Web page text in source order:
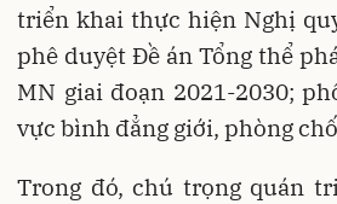
triển khai thực hiện Nghị
phê duyệt Đề án Tổng thể
MN giai đoạn 2021-2030;
vực bình đẳng giới, phòng
Trong đó, chú trọng quán